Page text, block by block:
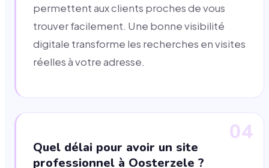
permettent aux clients proches de vous
trouver facilement. Une bonne visibilité
digitale transforme les recherches en visites
réelles à votre adresse.
04
Quel délai pour avoir un site
professionnel à Oosterzele ?